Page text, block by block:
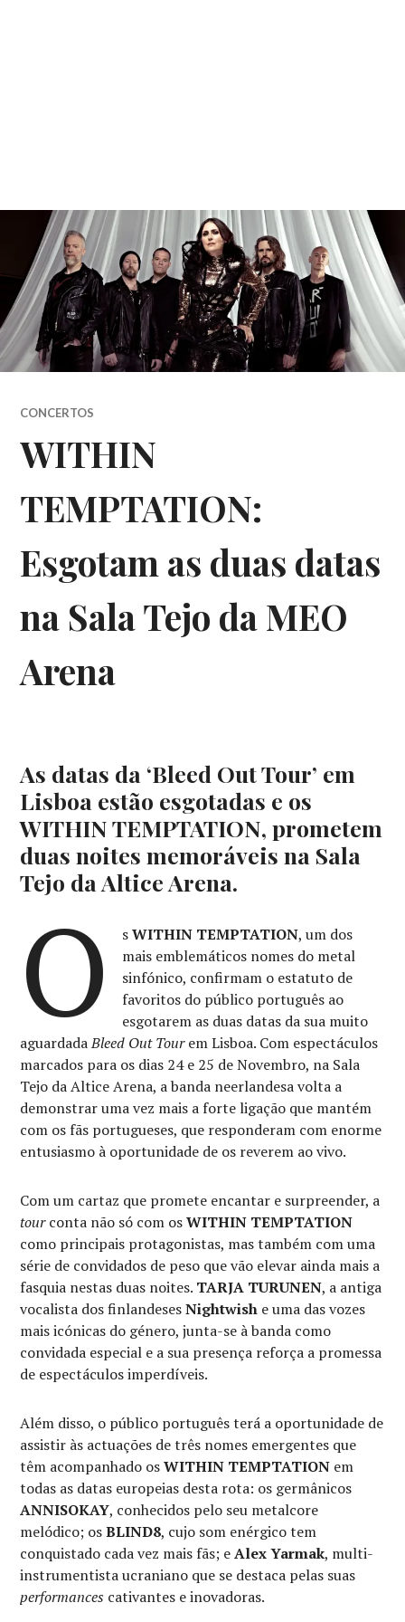
CONCERTOS
WITHIN
TEMPTATION:
Esgotam as duas datas
na Sala Tejo da MEO
Arena
As datas da ‘Bleed Out Tour’ em
Lisboa estão esgotadas e os
WITHIN TEMPTATION, prometem
duas noites memoráveis na Sala
Tejo da Altice Arena.
O sWITHIN TEMPTATION, um dos
mais emblemáticos nomes do metal
sinfónico, confirmam o estatuto de
favoritos do público português ao
esgotarem as duas datas da sua muito
aguardadaBleed Out Tourem Lisboa. Com espectáculos
marcados para os dias 24 e 25 de Novembro, na Sala
Tejo da Altice Arena, a banda neerlandesa volta a
demonstrar uma vez mais a forte ligação que mantém
com os fãs portugueses, que responderam com enorme
entusiasmo à oportunidade de os reverem ao vivo.
Com um cartaz que promete encantar e surpreender, a
tourconta não só com osWITHIN TEMPTATION
como principais protagonistas, mas também com uma
série de convidados de peso que vão elevar ainda mais a
fasquia nestas duas noites. TARJA TURUNEN, a antiga
vocalista dos finlandesesNightwish e uma das vozes
mais icónicas do género, junta-se à banda como
convidada especial e a sua presença reforça a promessa
de espectáculos imperdíveis.
Além disso, o público português terá a oportunidade de
assistir às actuações de três nomes emergentes que
têm acompanhado osWITHIN TEMPTATION em
todas as datas europeias desta rota: os germânicos
ANNISOKAY, conhecidos pelo seu metalcore
melódico; osBLIND8, cujo som enérgico tem
conquistado cada vez mais fãs; eAlex Yarmak, multi-
instrumentista ucraniano que se destaca pelas suas
performances cativantes e inovadoras.